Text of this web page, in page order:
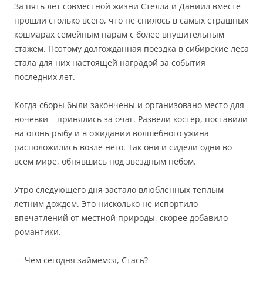
За пять лет совместной жизни Стелла и Даниил вместе
прошли столько всего, что не снилось в самых страшных
кошмарах семейным парам с более внушительным
стажем. Поэтому долгожданная поездка в сибирские леса
стала для них настоящей наградой за события
последних лет.
Когда сборы были закончены и организовано место для
ночевки – принялись за очаг. Развели костер, поставили
на огонь рыбу и в ожидании волшебного ужина
расположились возле него. Так они и сидели одни во
всем мире, обнявшись под звездным небом.
Утро следующего дня застало влюбленных теплым
летним дождем. Это нисколько не испортило
впечатлений от местной природы, скорее добавило
романтики.
— Чем сегодня займемся, Стась?